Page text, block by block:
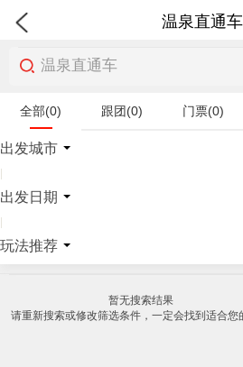
温泉直通车
全部(0) 跟团(0) 门票(0)
特产商品(0)
出发城市
|
出发日期
|
玩法推荐
暂无搜索结果
请重新搜索或修改筛选条件，一定会找到适合您